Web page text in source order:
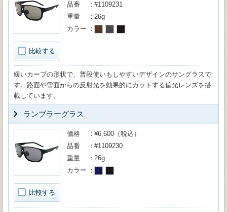
比較する
品番
#1109231
重量
26g
カラー
緩いカーブの形状で、普段使いもしやすいデザインのサングラスで
す。路面や雪面からの反射光を効果的にカットする偏光レンズを搭
載しています。
ランブラーグラス
比較する
価格
¥6,600（税込）
品番
#1109230
重量
26g
カラー